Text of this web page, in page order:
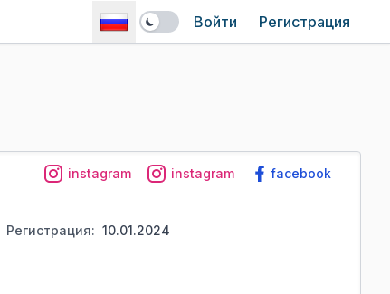
Войти Регистрация
instagram instagram facebook
Регистрация: 10.01.2024